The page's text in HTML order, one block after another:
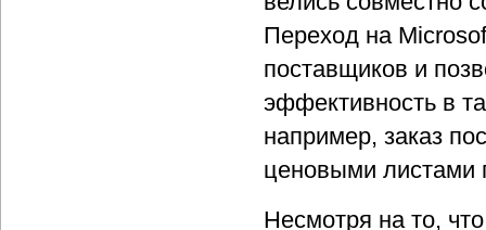
Переход на
поставщиков и
эффективность в
например, заказ
ценовыми листами
Несмотря на то,